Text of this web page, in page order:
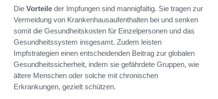
Die Vorteile der Impfungen sind mannigfaltig. Sie tragen zur
Vermeidung von Krankenhausaufenthalten bei und senken
somit die Gesundheitskosten für Einzelpersonen und das
Gesundheitssystem insgesamt. Zudem leisten
Impfstrategien einen entscheidenden Beitrag zur globalen
Gesundheitssicherheit, indem sie gefährdete Gruppen, wie
ältere Menschen oder solche mit chronischen
Erkrankungen, gezielt schützen.